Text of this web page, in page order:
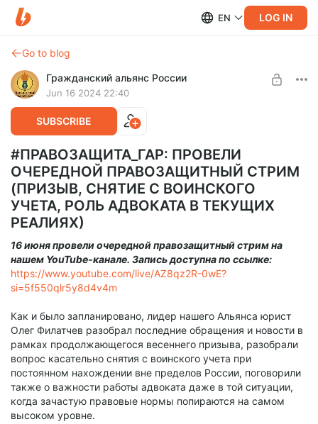
EN LOG IN
Go to blog
Гражданский альянс России
Jun 16 2024 22:40
SUBSCRIBE
#ПРАВОЗАЩИТА_ГАР: ПРОВЕЛИ
ОЧЕРЕДНОЙ ПРАВОЗАЩИТНЫЙ СТРИМ
(ПРИЗЫВ, СНЯТИЕ С ВОИНСКОГО
УЧЕТА, РОЛЬ АДВОКАТА В ТЕКУЩИХ
РЕАЛИЯХ)
16 июня провели очередной правозащитный стрим на
нашем YouTube-канале. Запись доступна по ссылке:
https://www.youtube.com/live/AZ8qz2R-0wE?
si=5f550qlr5y8d4v4m
Как и было запланировано, лидер нашего Альянса юрист
Олег Филатчев разобрал последние обращения и новости в
рамках продолжающегося весеннего призыва, разобрали
вопрос касательно снятия с воинского учета при
постоянном нахождении вне пределов России, поговорили
также о важности работы адвоката даже в той ситуации,
когда зачастую правовые нормы попираются на самом
высоком уровне.